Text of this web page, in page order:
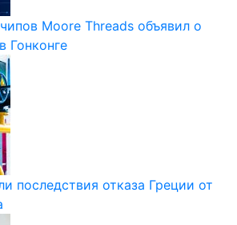
Moore Threads объявил о
Гонконге
последствия отказа Греции от